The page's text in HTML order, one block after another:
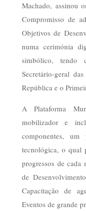
Machado, assinou
Compromisso de
Objetivos de
numa cerimónia
simbólico, tendo
Secretário-geral
República e o
A Plataforma
mobilizador e
componentes,
tecnológica, o qual
progressos de
de
Capacitação de
Eventos de grande